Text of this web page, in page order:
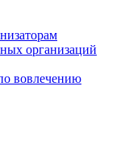
организаций
вовлечению